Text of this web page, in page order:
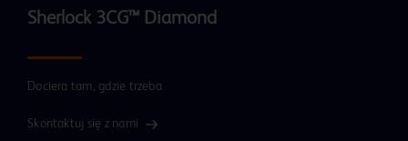
Dociera tam, gdzie trzeba
Skontaktuj się z nami